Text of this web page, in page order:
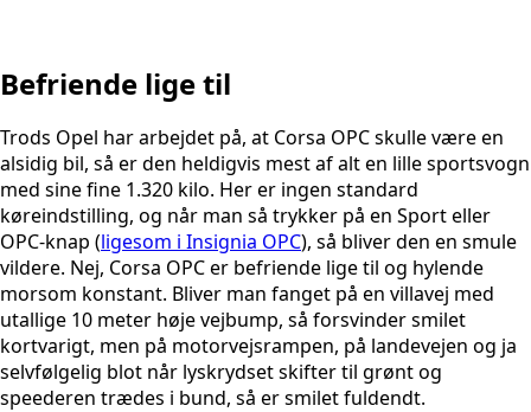
Befriende lige til
Trods Opel har arbejdet på, at Corsa OPC skulle være en
alsidig bil, så er den heldigvis mest af alt en lille sportsvogn
med sine fine 1.320 kilo. Her er ingen standard
køreindstilling, og når man så trykker på en Sport eller
OPC-knap (ligesom i Insignia OPC), så bliver den en smule
vildere. Nej, Corsa OPC er befriende lige til og hylende
morsom konstant. Bliver man fanget på en villavej med
utallige 10 meter høje vejbump, så forsvinder smilet
kortvarigt, men på motorvejsrampen, på landevejen og ja
selvfølgelig blot når lyskrydset skifter til grønt og
speederen trædes i bund, så er smilet fuldendt.